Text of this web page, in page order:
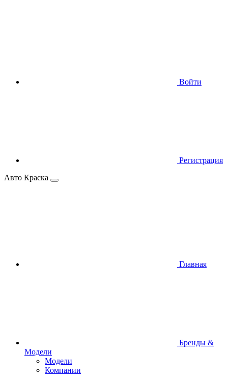
Войти
Регистрация
Авто Краска
Главная
Бренды &
Модели
Модели
Компании